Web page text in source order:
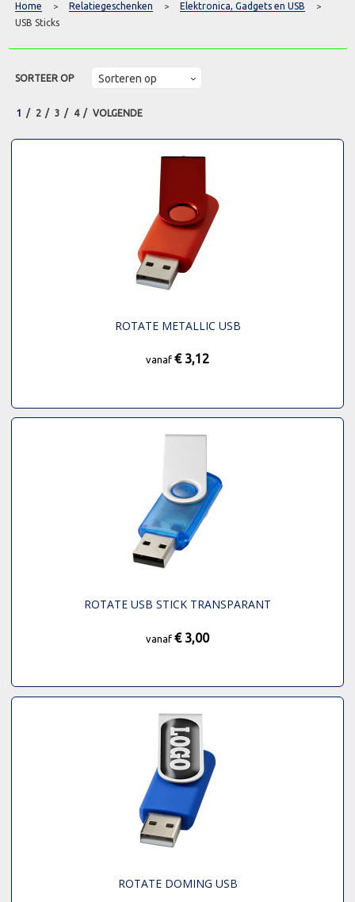
Home > Relatiegeschenken > Elektronica, Gadgets en USB >
USB Sticks
SORTEER OP
1 2 3 4 VOLGENDE
ROTATE METALLIC USB
vanaf € 3,12
ROTATE USB STICK TRANSPARANT
vanaf € 3,00
ROTATE DOMING USB